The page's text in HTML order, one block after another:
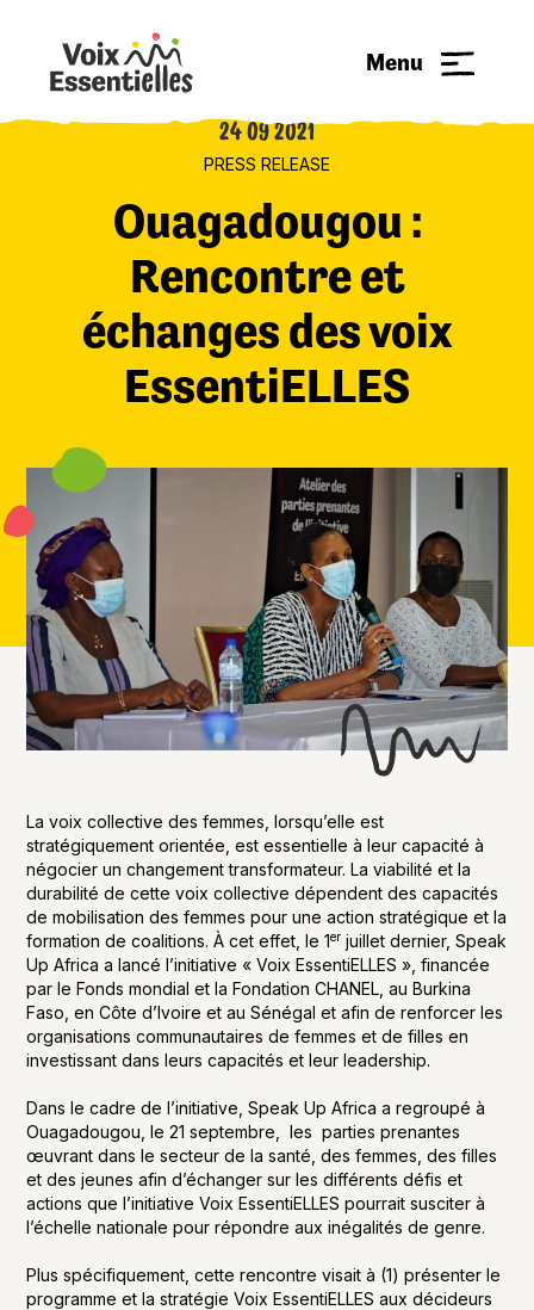
Menu
24 09 2021
PRESS RELEASE
Ouagadougou :
Rencontre et
échanges des voix
EssentiELLES
La voix collective des femmes, lorsqu’elle est
stratégiquement orientée, est essentielle à leur capacité à
négocier un changement transformateur. La viabilité et la
durabilité de cette voix collective dépendent des capacités
de mobilisation des femmes pour une action stratégique et la
formation de coalitions. À cet effet, le 1er juillet dernier, Speak
Up Africa a lancé l’initiative « Voix EssentiELLES », financée
par le Fonds mondial et la Fondation CHANEL, au Burkina
Faso, en Côte d’Ivoire et au Sénégal et afin de renforcer les
organisations communautaires de femmes et de filles en
investissant dans leurs capacités et leur leadership.
Dans le cadre de l’initiative, Speak Up Africa a regroupé à
Ouagadougou, le 21 septembre, les parties prenantes
œuvrant dans le secteur de la santé, des femmes, des filles
et des jeunes afin d’échanger sur les différents défis et
actions que l’initiative Voix EssentiELLES pourrait susciter à
l’échelle nationale pour répondre aux inégalités de genre.
Plus spécifiquement, cette rencontre visait à (1) présenter le
programme et la stratégie Voix EssentiELLES aux décideurs